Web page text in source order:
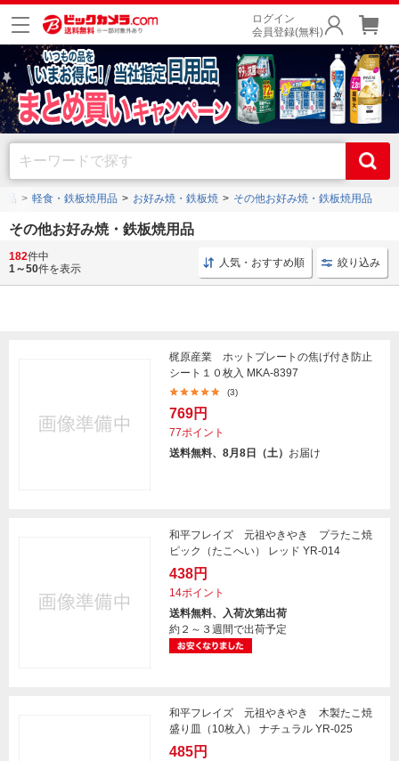
ログイン
会員登録(無料)
品 軽食・鉄板焼用品 お好み焼・鉄板焼 その他お好み焼・鉄板焼用品
その他お好み焼・鉄板焼用品
ごちそう スプラウト 保温性 パール金属 たこ焼 キ
182件中
1～50件を表示 人気・おすすめ順 絞り込み
梶原産業 ホットプレートの焦げ付き防止
シート１０枚入 MKA-8397
(3)
769円
77ポイント
送料無料、8月8日（土） お届け
和平フレイズ 元祖やきやき プラたこ焼
ピック（たこへい） レッド YR-014
438円
14ポイント
送料無料、入荷次第出荷
約２～３週間で出荷予定
和平フレイズ 元祖やきやき 木製たこ焼
盛り皿（10枚入） ナチュラル YR-025
485円